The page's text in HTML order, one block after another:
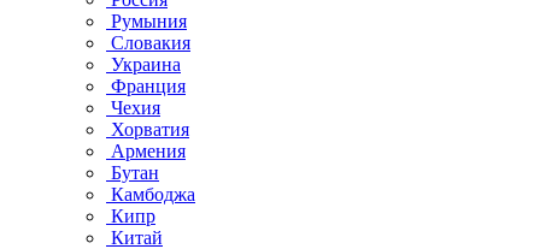
Румыния
Словакия
Украина
Франция
Чехия
Хорватия
Армения
Бутан
Камбоджа
Кипр
Китай